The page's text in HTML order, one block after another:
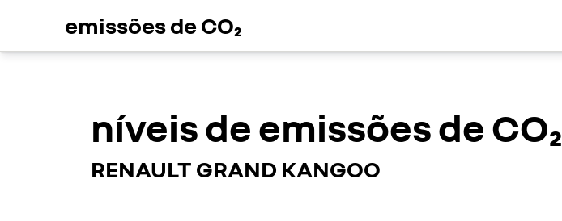
emissões de CO₂
níveis de emissões de CO₂
RENAULT GRAND KANGOO